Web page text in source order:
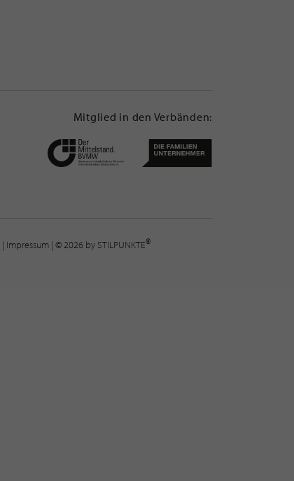
Mitglied in den Verbänden:
| Impressum | © 2026 by STILPUNKTE®